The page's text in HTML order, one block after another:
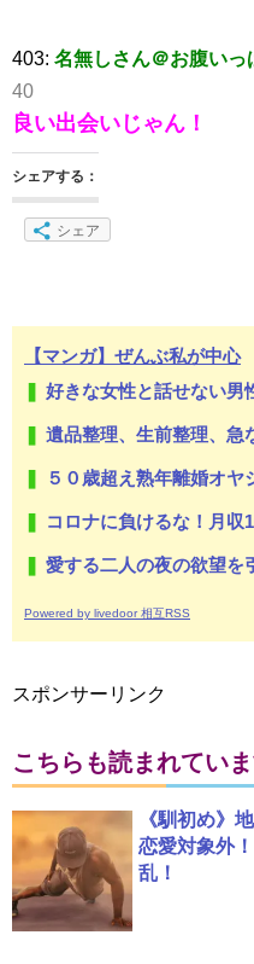
403: 名無しさん＠お腹いっ
40
良い出会いじゃん！
シェアする：
シェア
【マンガ】ぜんぶ私が中心
好きな女性と話せない男性、コミ
遺品整理、生前整理、急
５０歳超え熟年離婚オヤ
コロナに負けるな！月収
愛する二人の夜の欲望を
Powered by livedoor 相互RSS
スポンサーリンク
こちらも読まれてい
《馴初め》
恋愛対象外
乱！